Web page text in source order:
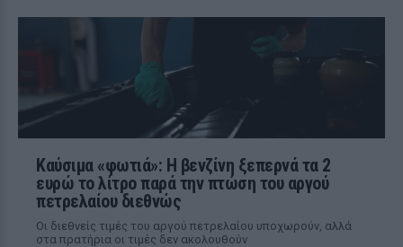
Καύσιμα «φωτιά»: Η βενζίνη ξεπερνά τα 2
ευρώ το λίτρο παρά την πτώση του αργού
πετρελαίου διεθνώς
Οι διεθνείς τιμές του αργού πετρελαίου υποχωρούν, αλλά
στα πρατήρια οι τιμές δεν ακολουθούν